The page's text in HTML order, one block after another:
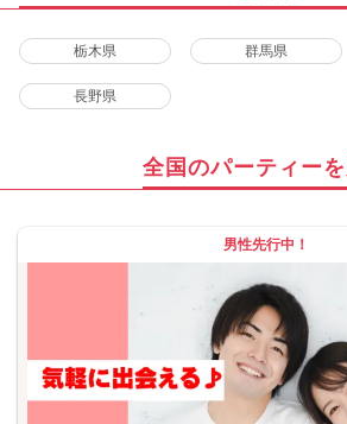
栃木県 群馬県
長野県
全国のパーティー
男性先行中！